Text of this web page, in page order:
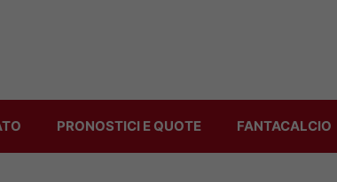
PRONOSTICI E QUOTE FANTACALCIO